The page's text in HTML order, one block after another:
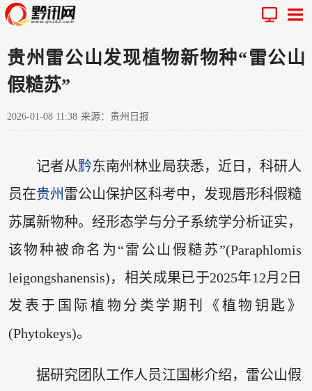
贵州雷公山发现植物新物种“雷公山
假糙苏”
2026-01-08 11:38 来源：贵州日报
记者从黔东南州林业局获悉，近日，科研人
员在贵州 雷公山保护区科考中，发现唇形科假糙
苏属新物种。经形态学与分子系统学分析证实，
该物种被命名为“雷公山假糙苏”(Paraphlomis
leigongshanensis)，相关成果已于2025年12月2日
发表于国际植物分类学期刊《植物钥匙》
(Phytokeys)。
据研究团队工作人员江国彬介绍，雷公山假